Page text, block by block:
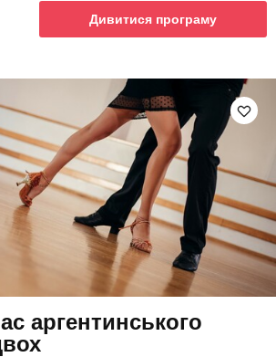
Дивитися програму
аргентинського